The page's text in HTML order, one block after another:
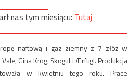
nas tym miesiącu: Tutaj
naftową i gaz ziemny z 7 złóż w
Gina Krog, Skogul i Ærfugl. Produkcja
w kwietniu tego roku. Prace